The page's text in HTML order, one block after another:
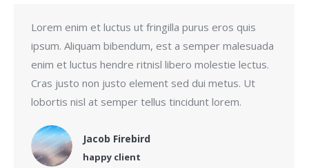
Lorem enim et luctus ut fringilla purus eros quis
ipsum. Aliquam bibendum, est a semper malesuada
enim et luctus hendre ritnisl libero molestie lectus.
Cras justo non justo element sed dui metus. Ut
lobortis nisl at semper tellus tincidunt lorem.
Jacob Firebird
happy client